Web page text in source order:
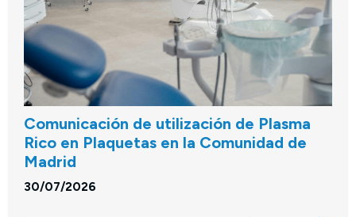
Comunicación de utilización de Plasma
Rico en Plaquetas en la Comunidad de
Madrid
30/07/2026